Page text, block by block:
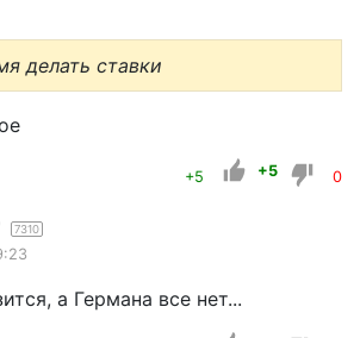
делать ставки
+5 +5 0
7310
а Германа все нет...